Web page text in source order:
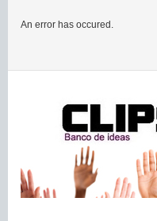
An error has occured.